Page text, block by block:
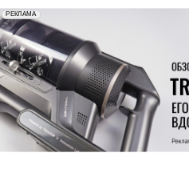
erid: 2VfnxxmNzs5
РЕКЛАМА